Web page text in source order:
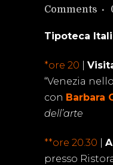
Comments
Tipoteca
*ore 20
“Venezia
con Barbara
dell’arte
**ore 20.30
presso